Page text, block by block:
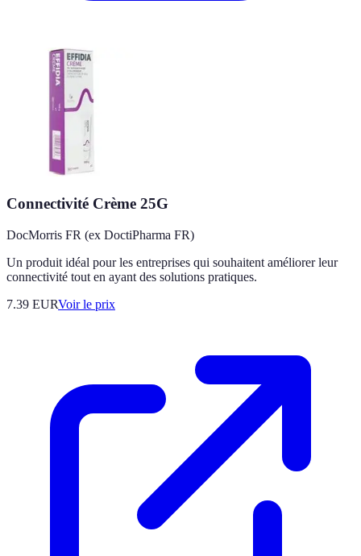
Connectivité Crème 25G
DocMorris FR (ex DoctiPharma FR)
Un produit idéal pour les entreprises qui souhaitent améliorer leur
connectivité tout en ayant des solutions pratiques.
7.39 EURVoir le prix